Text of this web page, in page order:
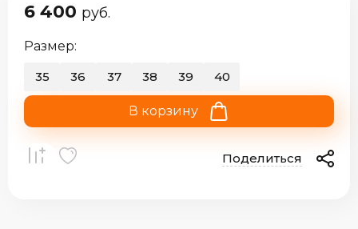
6 400 руб.
Размер:
35
36 37 38 39 40
В корзину
Поделиться